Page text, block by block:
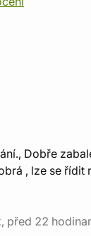
Dobře
, lze se řídit
před 22